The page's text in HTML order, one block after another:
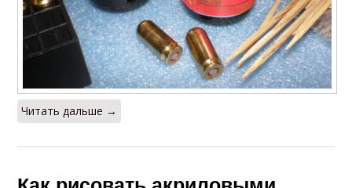
Читать дальше →